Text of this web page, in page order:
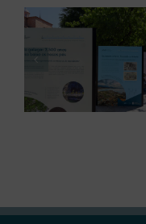
A COMG
dous
motivo
debater